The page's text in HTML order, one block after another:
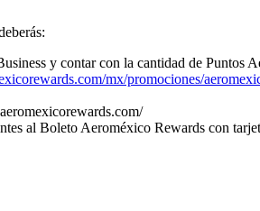
y contar con la cantidad de Puntos
mx/promociones/
al Boleto Aeroméxico Rewards con